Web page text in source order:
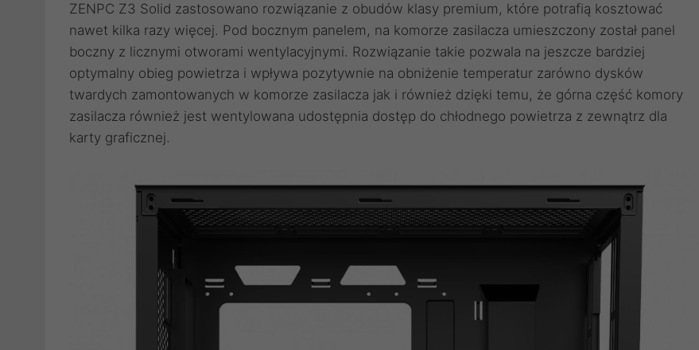
ZENPC Z3 Solid zastosowano rozwiązanie z obudów klasy premium, które potrafią kosztować
nawet kilka razy więcej. Pod bocznym panelem, na komorze zasilacza umieszczony został panel
boczny z licznymi otworami wentylacyjnymi. Rozwiązanie takie pozwala na jeszcze bardziej
optymalny obieg powietrza i wpływa pozytywnie na obniżenie temperatur zarówno dysków
twardych zamontowanych w komorze zasilacza jak i również dzięki temu, że górna część komory
zasilacza również jest wentylowana udostępnia dostęp do chłodnego powietrza z zewnątrz dla
karty graficznej.